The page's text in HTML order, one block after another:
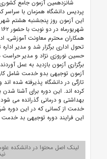
شانزدهمین آزمون جامع
پردیس دانشگاه همزمان با سراسر
این آزمون روز پنجشنبه هشتم
همکاران محترم معاونت آموزشی،
تحول اداری برگزار شد و مدیر
حسین نوروزی نژاد و مدیر حراست
برگزاری آزمون بازدید به عمل
آزمون توجیهی بدو خدمت شامل
تازگی در دانشگاه پذیرفته شده
کرده‌ اند. این دوره برای آشنا شدن
بهداشتی و درمانی گذرانده می‌
خدمت از کسانی که در این دوره
این فرایند دوره توجیهی بد خدمت
لینک اصل محتوا در دانشکده